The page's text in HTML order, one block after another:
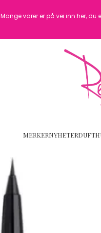
Mange varer er på vei inn her, du
MERKERNYHETERDUFT